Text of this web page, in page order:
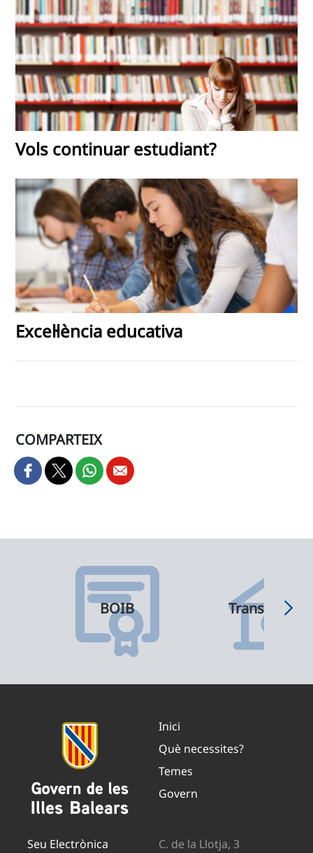
Vols continuar estudiant?
Excel·lència educativa
COMPARTEIX
BOIB
Inici
Què necessites?
Temes
Govern
Seu Electrònica C. de la Llotja, 3